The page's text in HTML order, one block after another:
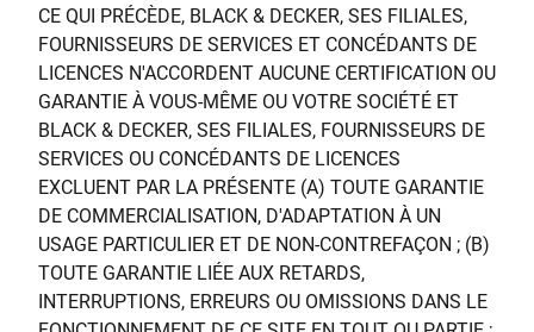
CE QUI PRÉCÈDE, BLACK & DECKER, SES FILIALES,
FOURNISSEURS DE SERVICES ET CONCÉDANTS DE
LICENCES N'ACCORDENT AUCUNE CERTIFICATION OU
GARANTIE À VOUS-MÊME OU VOTRE SOCIÉTÉ ET
BLACK & DECKER, SES FILIALES, FOURNISSEURS DE
SERVICES OU CONCÉDANTS DE LICENCES
EXCLUENT PAR LA PRÉSENTE (A) TOUTE GARANTIE
DE COMMERCIALISATION, D'ADAPTATION À UN
USAGE PARTICULIER ET DE NON-CONTREFAÇON ; (B)
TOUTE GARANTIE LIÉE AUX RETARDS,
INTERRUPTIONS, ERREURS OU OMISSIONS DANS LE